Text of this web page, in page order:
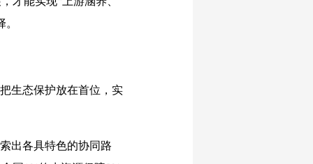
生态保护放在首位，实
出各具特色的协同路